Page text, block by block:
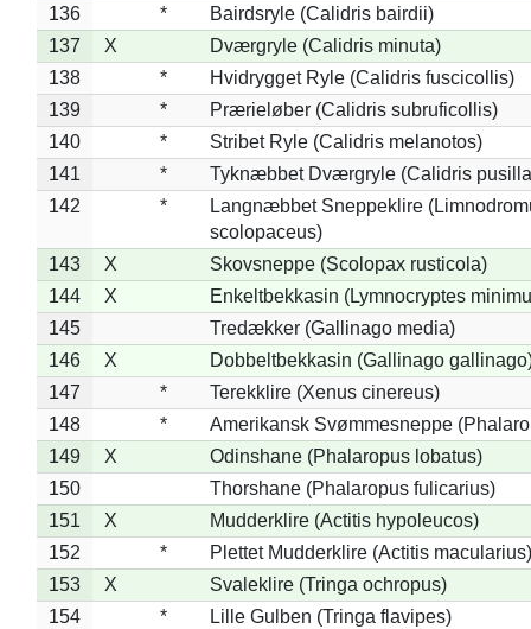
136
*
Bairdsryle (Calidris bairdii)
137
X
Dværgryle (Calidris minuta)
138
*
Hvidrygget Ryle (Calidris fuscicollis)
139
*
Prærieløber (Calidris subruficollis)
140
*
Stribet Ryle (Calidris melanotos)
141
*
Tyknæbbet Dværgryle (Calidris
142
*
Langnæbbet Sneppeklire
scolopaceus)
143
X
Skovsneppe (Scolopax rusticola)
144
X
Enkeltbekkasin (Lymnocryptes
145
Tredækker (Gallinago media)
146
X
Dobbeltbekkasin (Gallinago
147
*
Terekklire (Xenus cinereus)
148
*
Amerikansk Svømmesneppe
149
X
Odinshane (Phalaropus lobatus)
150
Thorshane (Phalaropus fulicarius)
151
X
Mudderklire (Actitis hypoleucos)
152
*
Plettet Mudderklire (Actitis macularius)
153
X
Svaleklire (Tringa ochropus)
154
*
Lille Gulben (Tringa flavipes)